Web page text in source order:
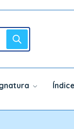
Índice